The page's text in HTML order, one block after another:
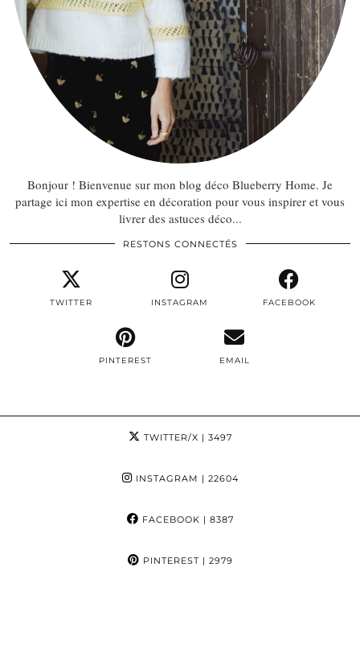
Bonjour ! Bienvenue sur mon blog déco Blueberry Home. Je
partage ici mon expertise en décoration pour vous inspirer et vous
livrer des astuces déco...
RESTONS CONNECTÉS
TWITTER INSTAGRAM FACEBOOK
PINTEREST EMAIL
TWITTER/X | 3497
INSTAGRAM | 22604
FACEBOOK | 8387
PINTEREST| 2979